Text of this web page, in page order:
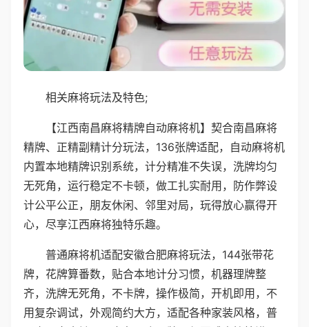
相关麻将玩法及特色;
【江西南昌麻将精牌自动麻将机】契合南昌麻将
精牌、正精副精计分玩法，136张牌适配，自动麻将机
内置本地精牌识别系统，计分精准不失误，洗牌均匀
无死角，运行稳定不卡顿，做工扎实耐用，防作弊设
计公平公正，朋友休闲、邻里对局，玩得放心赢得开
心，尽享江西麻将独特乐趣。
普通麻将机适配安徽合肥麻将玩法，144张带花
牌，花牌算番数，贴合本地计分习惯，机器理牌整
齐，洗牌无死角，不卡牌，操作极简，开机即用，不
用复杂调试，外观简约大方，适配各种家装风格，普